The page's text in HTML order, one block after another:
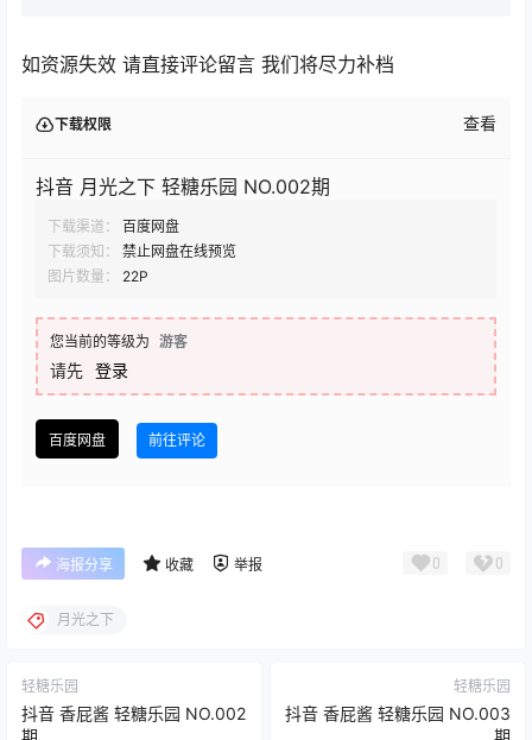
如资源失效 请直接评论留言 我们将尽力补档
下载权限 查看
抖音 月光之下 轻糖乐园 NO.002期
下载渠道：
百度网盘
下载须知：
禁止网盘在线预览
图片数量：
22P
您当前的等级为 游客
请先 登录
百度网盘 前往评论
海报分享 收藏 举报 0 0
月光之下
轻糖乐园
抖音 香屁酱 轻糖乐园 NO.002
期
轻糖乐园
抖音 香屁酱 轻糖乐园 NO.003
期